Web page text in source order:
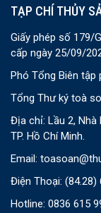
TẠP CHÍ THỦY
Giấy phép số 179/
cấp ngày 25/09/
Phó Tổng Biên
Tổng Thư ký toà
Địa chỉ: Lầu 2, Nhà
TP. Hồ Chí Minh.
Email:
Điện Thoại: (84.28)
Hotline: 0836 615